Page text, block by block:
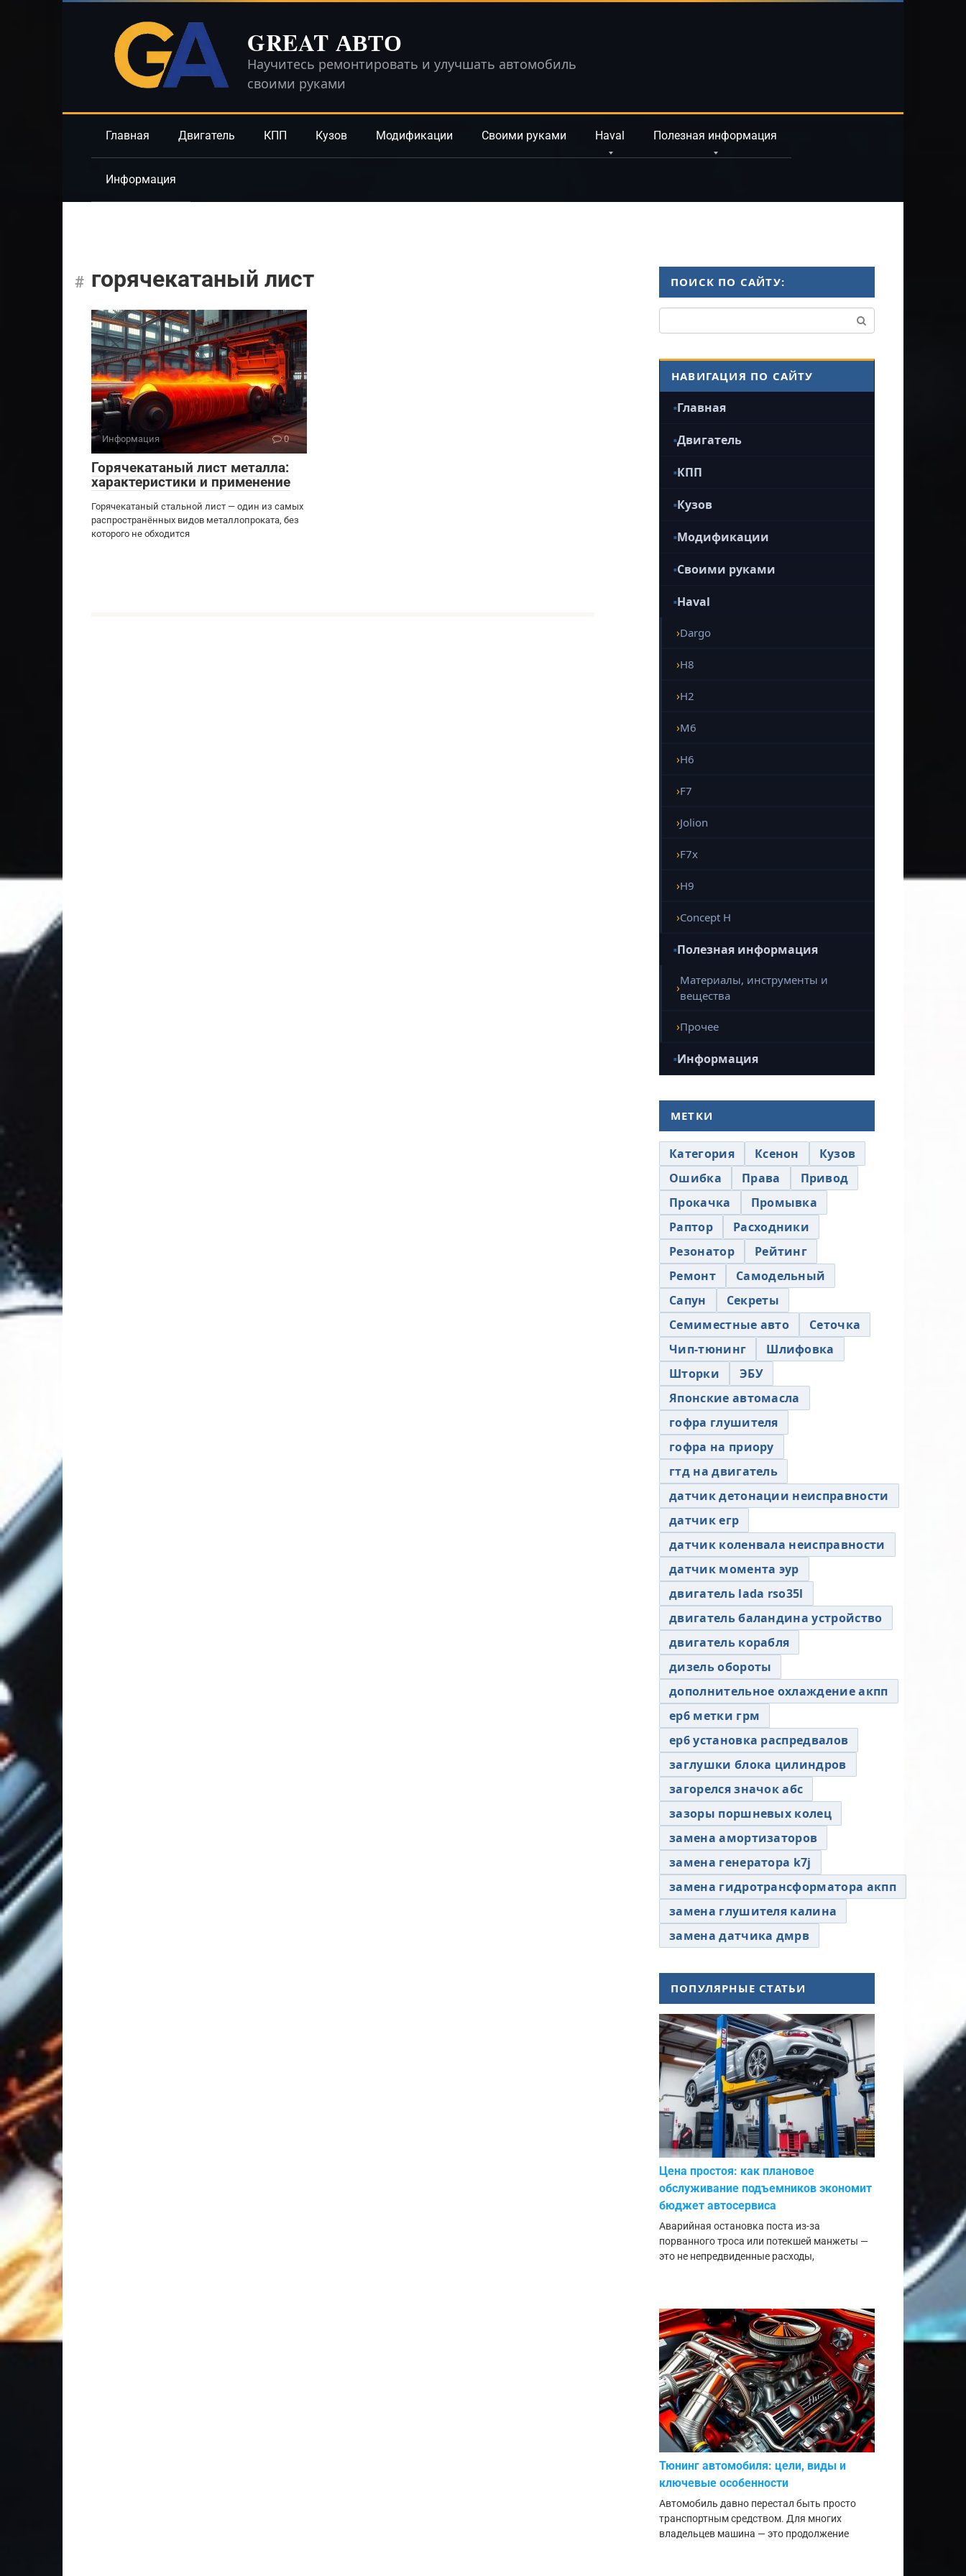
GREAT АВТО
Научитесь ремонтировать и улучшать автомобиль
своими руками
Главная Двигатель КПП Кузов Модификации Своими руками Haval Полезная информация
Информация
горячекатаный лист
Информация 0
Горячекатаный лист металла:
характеристики и применение
Горячекатаный стальной лист — один из самых
распространённых видов металлопроката, без
которого не обходится
ПОИСК ПО САЙТУ:
НАВИГАЦИЯ ПО САЙТУ
Главная
Двигатель
КПП
Кузов
Модификации
Своими руками
Haval
Dargo
H8
H2
M6
H6
F7
Jolion
F7x
H9
Concept H
Полезная информация
Материалы, инструменты и
вещества
Прочее
Информация
МЕТКИ
Категория Ксенон
Кузов
Ошибка
Права
Привод
Прокачка
Промывка
Раптор
Расходники
Резонатор
Рейтинг
Ремонт
Самодельный
Сапун
Секреты
Семиместные авто
Сеточка
Чип-тюнинг
Шлифовка
Шторки
ЭБУ
Японские автомасла
гофра глушителя
гофра на приору
гтд на двигатель
датчик детонации неисправности
датчик егр
датчик коленвала неисправности
датчик момента эур
двигатель lada rso35l
двигатель баландина устройство
двигатель корабля
дизель обороты
дополнительное охлаждение акпп
ер6 метки грм
ер6 установка распредвалов
заглушки блока цилиндров
загорелся значок абс
зазоры поршневых колец
замена амортизаторов
замена генератора k7j
замена гидротрансформатора акпп
замена глушителя калина
замена датчика дмрв
ПОПУЛЯРНЫЕ СТАТЬИ
Цена простоя: как плановое
обслуживание подъемников экономит
бюджет автосервиса
Аварийная остановка поста из-за
порванного троса или потекшей манжеты —
это не непредвиденные расходы,
Тюнинг автомобиля: цели, виды и
ключевые особенности
Автомобиль давно перестал быть просто
транспортным средством. Для многих
владельцев машина — это продолжение